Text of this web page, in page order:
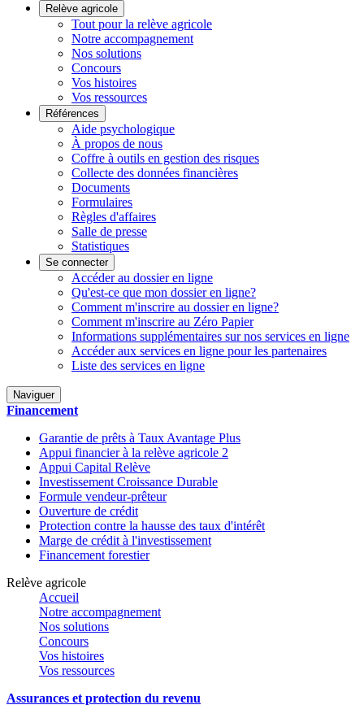
Relève agricole
Tout pour la relève agricole
Notre accompagnement
Nos solutions
Concours
Vos histoires
Vos ressources
Références
Aide psychologique
À propos de nous
Coffre à outils en gestion des risques
Collecte des données financières
Documents
Formulaires
Règles d'affaires
Salle de presse
Statistiques
Se connecter
Accéder au dossier en ligne
Qu'est-ce que mon dossier en ligne?
Comment m'inscrire au dossier en ligne?
Comment m'inscrire au Zéro Papier
Informations supplémentaires sur nos services en ligne
Accéder aux services en ligne pour les partenaires
Liste des services en ligne
Naviguer
Financement
Garantie de prêts à Taux Avantage Plus
Appui financier à la relève agricole 2
Appui Capital Relève
Investissement Croissance Durable
Formule vendeur-prêteur
Ouverture de crédit
Protection contre la hausse des taux d'intérêt
Marge de crédit à l'investissement
Financement forestier
Relève agricole
Accueil
Notre accompagnement
Nos solutions
Concours
Vos histoires
Vos ressources
Assurances et protection du revenu